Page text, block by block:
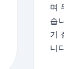
며
습
기
니